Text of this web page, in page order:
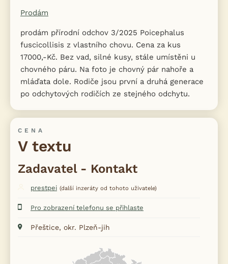
Prodám
prodám přírodní odchov 3/2025 Poicephalus
fuscicollisis z vlastního chovu. Cena za kus
17000,-Kč. Bez vad, silné kusy, stále umístěni u
chovného páru. Na foto je chovný pár nahoře a
mláďata dole. Rodiče jsou první a druhá generace
po odchytových rodičích ze stejného odchytu.
CENA
V textu
Zadavatel - Kontakt
prestpei (další inzeráty od tohoto uživatele)
Pro zobrazení telefonu se přihlaste
Přeštice, okr. Plzeň-jih